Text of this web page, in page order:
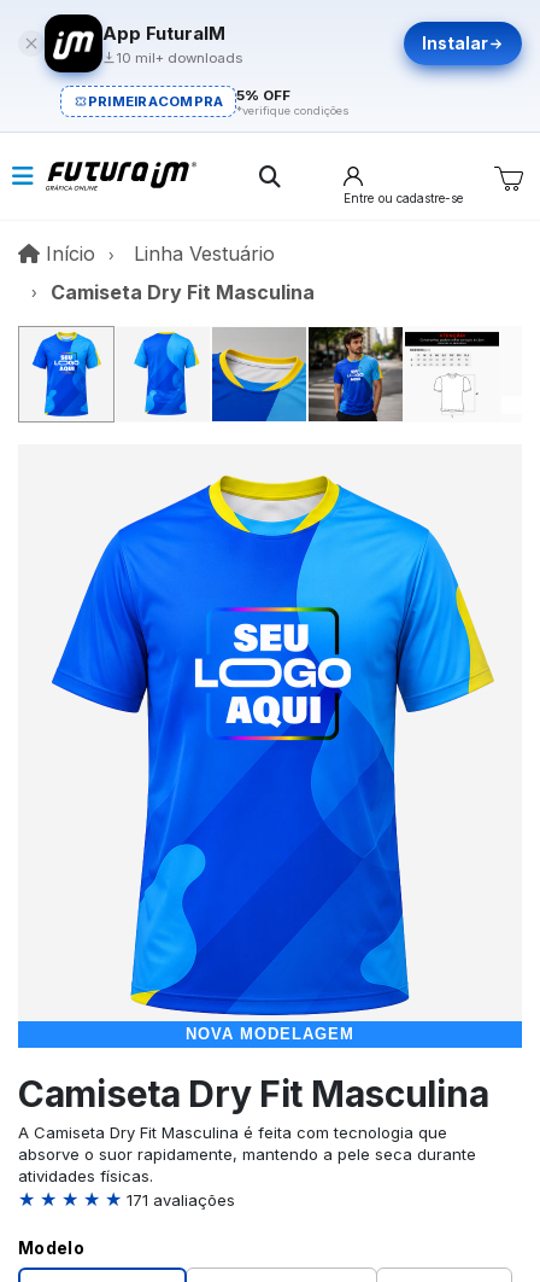
App FuturaIM
10 mil+ downloads
Instalar
PRIMEIRACOMPRA 5% OFF
*verifique condições
Entre ou cadastre-se
Início InícioLinha Vestuário
Camiseta Dry Fit Masculina
NOVA MODELAGEM
Camiseta Dry Fit Masculina
A Camiseta Dry Fit Masculina é feita com tecnologia que
absorve o suor rapidamente, mantendo a pele seca durante
atividades físicas.
★ ★ ★ ★ ★ 171 avaliações
Modelo